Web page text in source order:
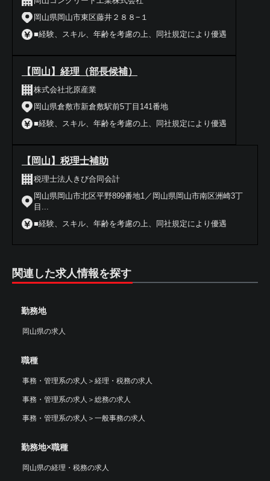
岡山県岡山市東区藤井２８８−１
■経験、スキル、年齢を考慮の上、同社規定により優遇
【岡山】経理（部長候補）
株式会社北原産業
岡山県倉敷市新倉敷駅前5丁目141番地
■経験、スキル、年齢を考慮の上、同社規定により優遇
【岡山】税理士補助
税理士法人きび合同会計
岡山県岡山市北区平野899番地1／岡山県岡山市南区洲崎3丁
目...
■経験、スキル、年齢を考慮の上、同社規定により優遇
関連した求人情報を探す
勤務地
岡山県の求人
職種
事務・管理系の求人 ＞ 経理・税務の求人
事務・管理系の求人 ＞ 総務の求人
事務・管理系の求人 ＞ 一般事務の求人
勤務地×職種
岡山県の経理・税務の求人